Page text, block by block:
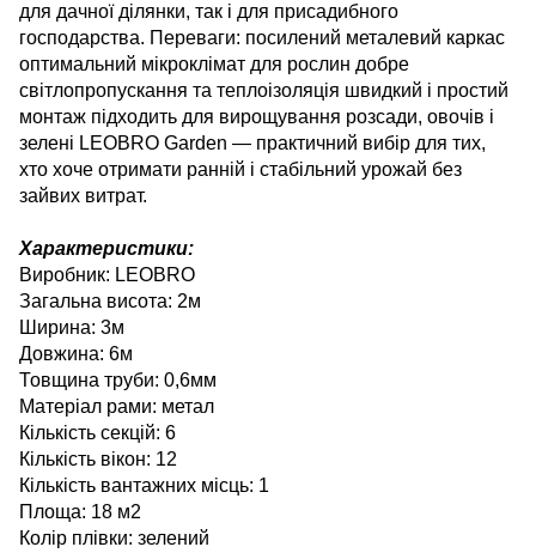
для дачної ділянки, так і для присадибного
господарства. Переваги: посилений металевий каркас
оптимальний мікроклімат для рослин добре
світлопропускання та теплоізоляція швидкий і простий
монтаж підходить для вирощування розсади, овочів і
зелені LEOBRO Garden — практичний вибір для тих,
хто хоче отримати ранній і стабільний урожай без
зайвих витрат.
Характеристики:
Виробник: LEOBRO
Загальна висота: 2м
Ширина: 3м
Довжина: 6м
Товщина труби: 0,6мм
Матеріал рами: метал
Кількість секцій: 6
Кількість вікон: 12
Кількість вантажних місць: 1
Площа: 18 м2
Колір плівки: зелений